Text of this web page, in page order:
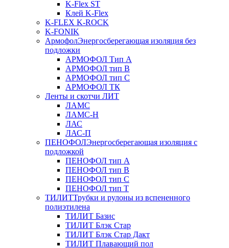
K-Flex ST
Клей K-Flex
K-FLEX K-ROCK
K-FONIK
АрмофолЭнергосберегающая изоляция без
подложки
АРМОФОЛ Тип А
АРМОФОЛ тип В
АРМОФОЛ тип C
АРМОФОЛ ТК
Ленты и скотчи ЛИТ
ЛАМС
ЛАМС-Н
ЛАС
ЛАС-П
ПЕНОФОЛЭнергосберегающая изоляция с
подложкой
ПЕНОФОЛ тип А
ПЕНОФОЛ тип B
ПЕНОФОЛ тип C
ПЕНОФОЛ тип T
ТИЛИТТрубки и рулоны из вспененного
полиэтилена
ТИЛИТ Базис
ТИЛИТ Блэк Стар
ТИЛИТ Блэк Стар Дакт
ТИЛИТ Плавающий пол